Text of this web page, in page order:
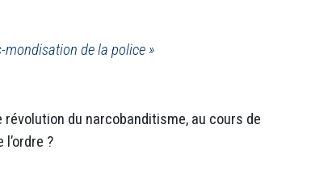
mondisation de la police »
du narcobanditisme, au cours de
?